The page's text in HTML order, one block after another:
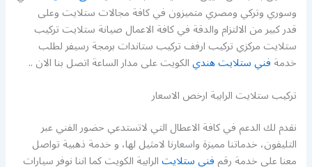
وسوري وتركي ومصري متميزون في كافة مجالات ستلايت وعلى
قدر كبير من الالتزام والدقة في كافة الاعمال صيانة ستلايت تركيب
ستلايت مركزي تركيب ارفف تركيب ستاندات برمجة رسيفر لطلب
خدمةفني ستلايت هنديالكويت على مدار الساعة اتصل بنا الان ..
تركيب ستلايت الرابية ارخص الاسعار
نقدم لك الدعم في كافة الاعطال التي لاتستدعي حضور الفني عبر
التليفون، خدماتنا مميزة واسعارنا لامثيل لها، و خدمة ذهبية تواصل
معنا على خدمة رقمفني ستلايتالرابية الكويت كما اننا نوفر سيارات